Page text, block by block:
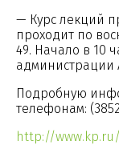
— Курс лекций
проходит по
49. Начало в 10
администрации
Подробную
телефонам:
http://